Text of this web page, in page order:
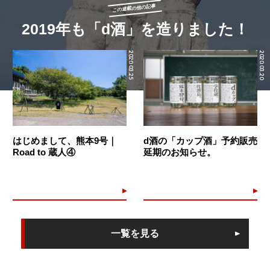
この連載の他の記事
2019年も「d酒」を造りました！
2020.03.25
はじめまして、熊本9号｜
Road to 蔵人④
2020.03.20
d酒の「カップ酒」予約販売
延期のお知らせ。
一覧を見る